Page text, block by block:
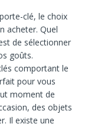
clé, le choix
acheter. Quel
de sélectionner
goûts.
comportant le
pour vous
moment de
des objets
Il existe une